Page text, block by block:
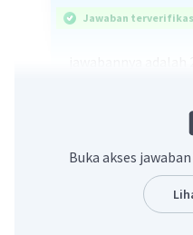
Jawaban
Buka akses